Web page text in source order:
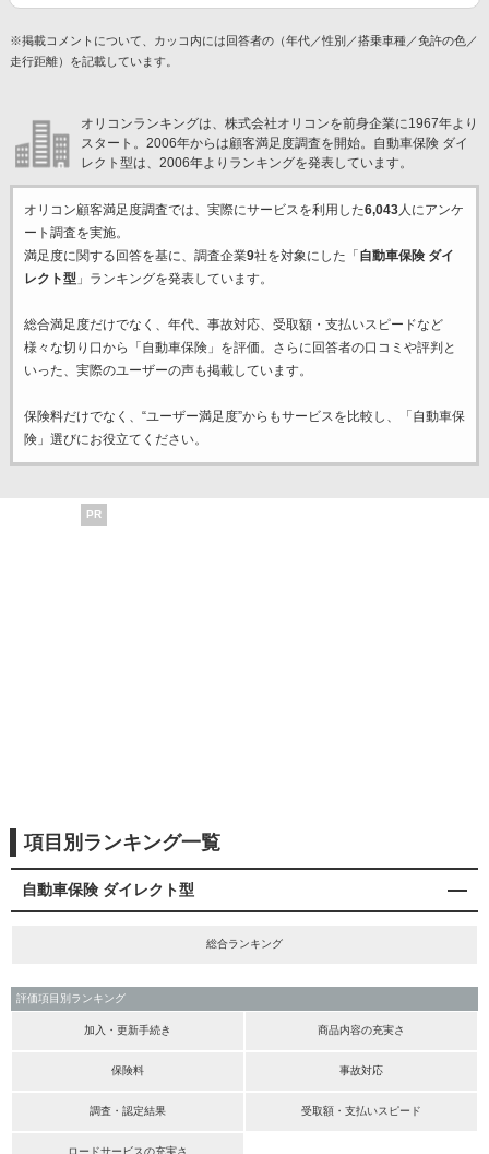
※掲載コメントについて、カッコ内には回答者の（年代／性別／搭乗車種／免許の色／
走行距離）を記載しています。
オリコンランキングは、株式会社オリコンを前身企業に1967年より
スタート。2006年からは顧客満足度調査を開始。自動車保険 ダイ
レクト型は、2006年よりランキングを発表しています。
オリコン顧客満足度調査では、実際にサービスを利用した6,043人にアンケ
ート調査を実施。
満足度に関する回答を基に、調査企業9社を対象にした「 自動車保険 ダイ
レクト型」ランキングを発表しています。
総合満足度だけでなく、年代、事故対応、受取額・支払いスピードなど
様々な切り口から「自動車保険」を評価。さらに回答者の口コミや評判と
いった、実際のユーザーの声も掲載しています。
保険料だけでなく、“ユーザー満足度”からもサービスを比較し、「自動車保
険」選びにお役立てください。
PR
項目別ランキング一覧
自動車保険 ダイレクト型
総合ランキング
評価項目別ランキング
加入・更新手続き 商品内容の充実さ
保険料 事故対応
調査・認定結果 受取額・支払いスピード
ロードサービスの充実さ